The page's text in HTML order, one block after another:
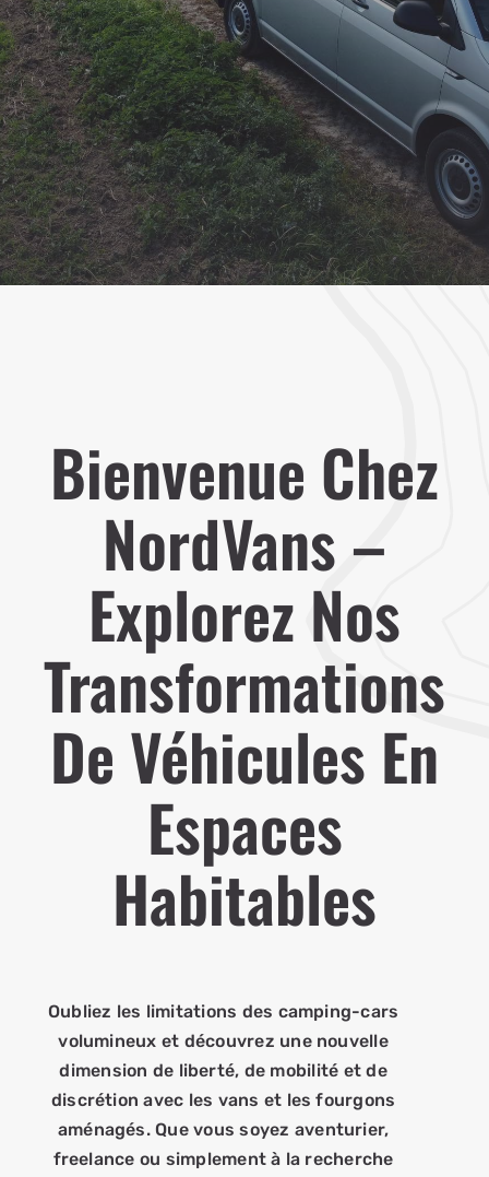
PANIER
fourgons
NOS RÉALISATIONS
Bienvenue Chez
NordVans –
Explorez Nos
Transformations
De Véhicules En
Espaces
Habitables
Oubliez les limitations des camping-cars
volumineux et découvrez une nouvelle
dimension de liberté, de mobilité et de
discrétion avec les vans et les fourgons
aménagés. Que vous soyez aventurier,
freelance ou simplement à la recherche